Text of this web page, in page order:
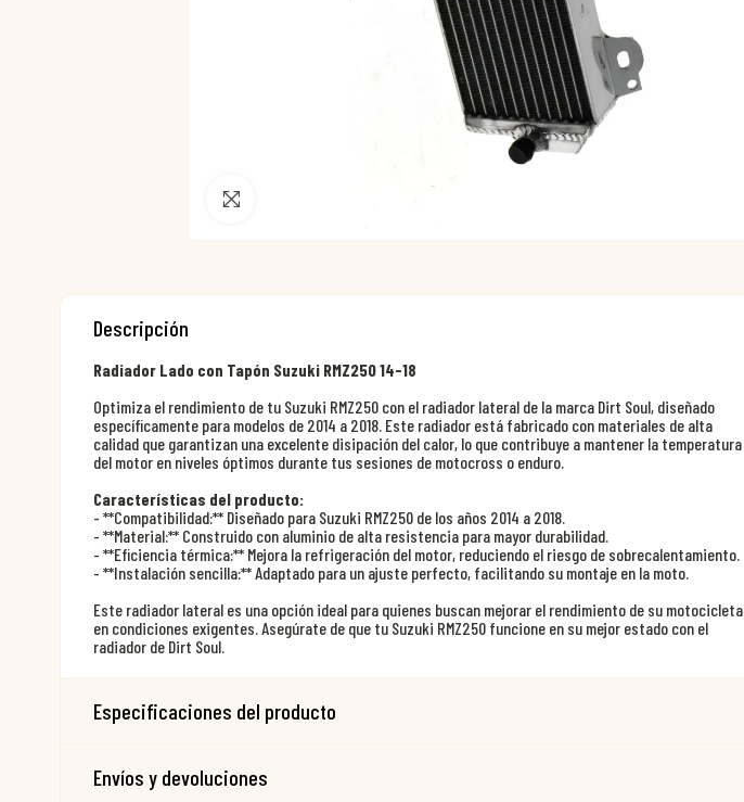
Descripción
Radiador Lado con Tapón Suzuki RMZ250 14-18
Optimiza el rendimiento de tu Suzuki RMZ250 con el radiador lateral de la marca Dirt Soul, diseñado
específicamente para modelos de 2014 a 2018. Este radiador está fabricado con materiales de alta
calidad que garantizan una excelente disipación del calor, lo que contribuye a mantener la temperatura
del motor en niveles óptimos durante tus sesiones de motocross o enduro.
Características del producto:
- **Compatibilidad:** Diseñado para Suzuki RMZ250 de los años 2014 a 2018.
- **Material:** Construido con aluminio de alta resistencia para mayor durabilidad.
- **Eficiencia térmica:** Mejora la refrigeración del motor, reduciendo el riesgo de sobrecalentamiento.
- **Instalación sencilla:** Adaptado para un ajuste perfecto, facilitando su montaje en la moto.
Este radiador lateral es una opción ideal para quienes buscan mejorar el rendimiento de su motocicleta
en condiciones exigentes. Asegúrate de que tu Suzuki RMZ250 funcione en su mejor estado con el
radiador de Dirt Soul.
Especificaciones del producto
Envíos y devoluciones